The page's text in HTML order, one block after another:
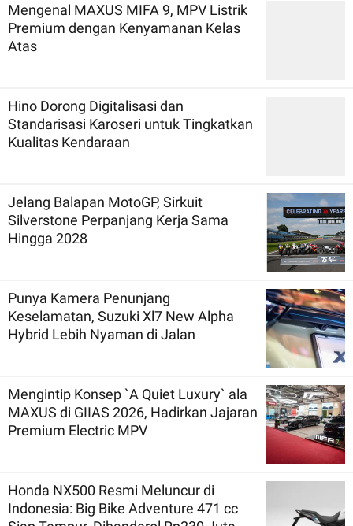
Mengenal MAXUS MIFA 9, MPV Listrik
Premium dengan Kenyamanan Kelas
Atas
Hino Dorong Digitalisasi dan
Standarisasi Karoseri untuk Tingkatkan
Kualitas Kendaraan
Jelang Balapan MotoGP, Sirkuit
Silverstone Perpanjang Kerja Sama
Hingga 2028
Punya Kamera Penunjang
Keselamatan, Suzuki Xl7 New Alpha
Hybrid Lebih Nyaman di Jalan
Mengintip Konsep `A Quiet Luxury` ala
MAXUS di GIIAS 2026, Hadirkan Jajaran
Premium Electric MPV
Honda NX500 Resmi Meluncur di
Indonesia: Big Bike Adventure 471 cc